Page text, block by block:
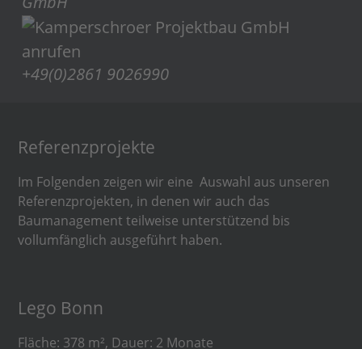
+49(0)2861 9026990
Referenzprojekte
Im Folgenden zeigen wir eine Auswahl aus unseren
Referenzprojekten, in denen wir auch das
Baumanagement teilweise unterstützend bis
vollumfänglich ausgeführt haben.
Lego Bonn
Fläche: 378 m², Dauer: 2 Monate